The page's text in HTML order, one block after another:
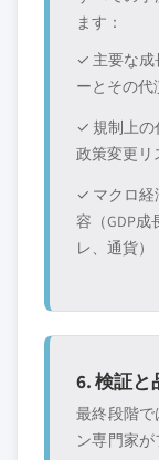
ます：
✓ 主要な成
ーとその代
✓ 規制上の
政策変更リ
✓ マクロ経
容（GDP成
レ、通貨）
6. 検証と
最終段階
ン専門家